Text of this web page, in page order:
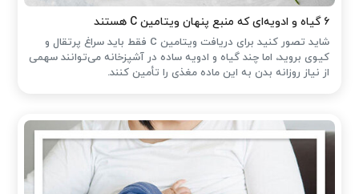
۶ گیاه و ادویه‌ای که منبع پنهان ویتامین C هستند
شاید تصور کنید برای دریافت ویتامین C فقط باید سراغ پرتقال و
کیوی بروید، اما چند گیاه و ادویه ساده در آشپزخانه می‌توانند سهمی
از نیاز روزانه بدن به این ماده مغذی را تأمین کنند.